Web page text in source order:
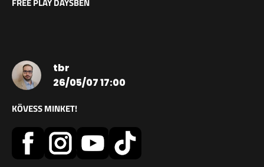
FREE PLAY DAYSBEN
tbr
26/05/07 17:00
KÖVESS MINKET!